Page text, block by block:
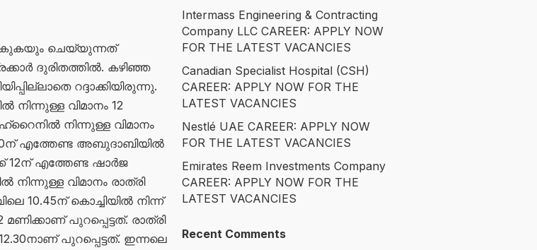
ചെയ്യുന്നത്
ദുരിതത്തിൽ. കഴിഞ്ഞ
റദ്ദാക്കിയിരുന്നു.
വിമാനം 12
നിന്നുള്ള വിമാനം
എത്തേണ്ട അബുദാബിയിൽ
12ന് എത്തേണ്ട ഷാർജ
നിന്നുള്ള വിമാനം രാത്രി
10.45ന് കൊച്ചിയിൽ നിന്ന്
പുറപ്പെട്ടത്. രാത്രി
പുറപ്പെട്ടത്. ഇന്നലെ
Intermass Engineering & Contracting
Company LLC CAREER: APPLY NOW
FOR THE LATEST VACANCIES
Canadian Specialist Hospital (CSH)
CAREER: APPLY NOW FOR THE
LATEST VACANCIES
Nestlé UAE CAREER: APPLY NOW
FOR THE LATEST VACANCIES
Emirates Reem Investments Company
CAREER: APPLY NOW FOR THE
LATEST VACANCIES
Recent Comments